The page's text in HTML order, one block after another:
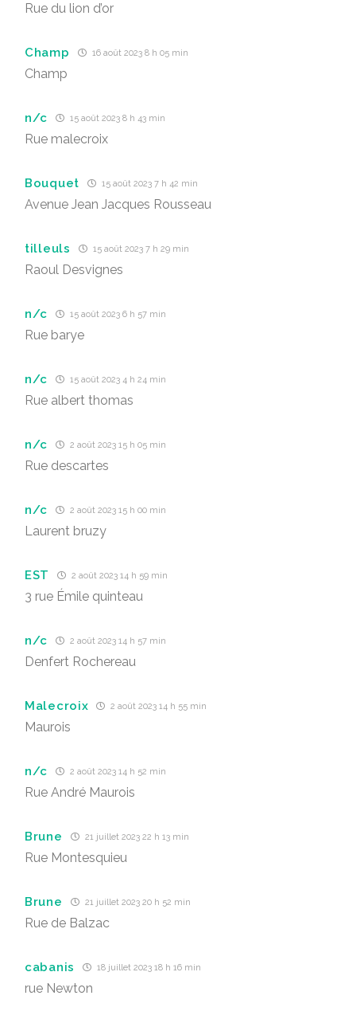
Rue du lion d’or
Champ 16 août 2023 8 h 05 min
Champ
n/c 15 août 2023 8 h 43 min
Rue malecroix
Bouquet 15 août 2023 7 h 42 min
Avenue Jean Jacques Rousseau
tilleuls 15 août 2023 7 h 29 min
Raoul Desvignes
n/c 15 août 2023 6 h 57 min
Rue barye
n/c 15 août 2023 4 h 24 min
Rue albert thomas
n/c 2 août 2023 15 h 05 min
Rue descartes
n/c 2 août 2023 15 h 00 min
Laurent bruzy
EST 2 août 2023 14 h 59 min
3 rue Émile quinteau
n/c 2 août 2023 14 h 57 min
Denfert Rochereau
Malecroix 2 août 2023 14 h 55 min
Maurois
n/c 2 août 2023 14 h 52 min
Rue André Maurois
Brune 21 juillet 2023 22 h 13 min
Rue Montesquieu
Brune 21 juillet 2023 20 h 52 min
Rue de Balzac
cabanis 18 juillet 2023 18 h 16 min
rue Newton